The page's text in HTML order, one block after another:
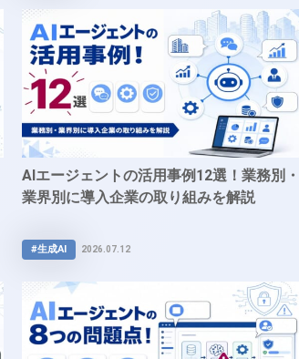
AIエージェントの活用事例12選！業務別・
業界別に導入企業の取り組みを解説
#生成AI 2026.07.12